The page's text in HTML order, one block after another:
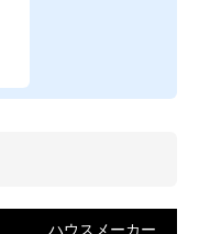
ハウスメーカー